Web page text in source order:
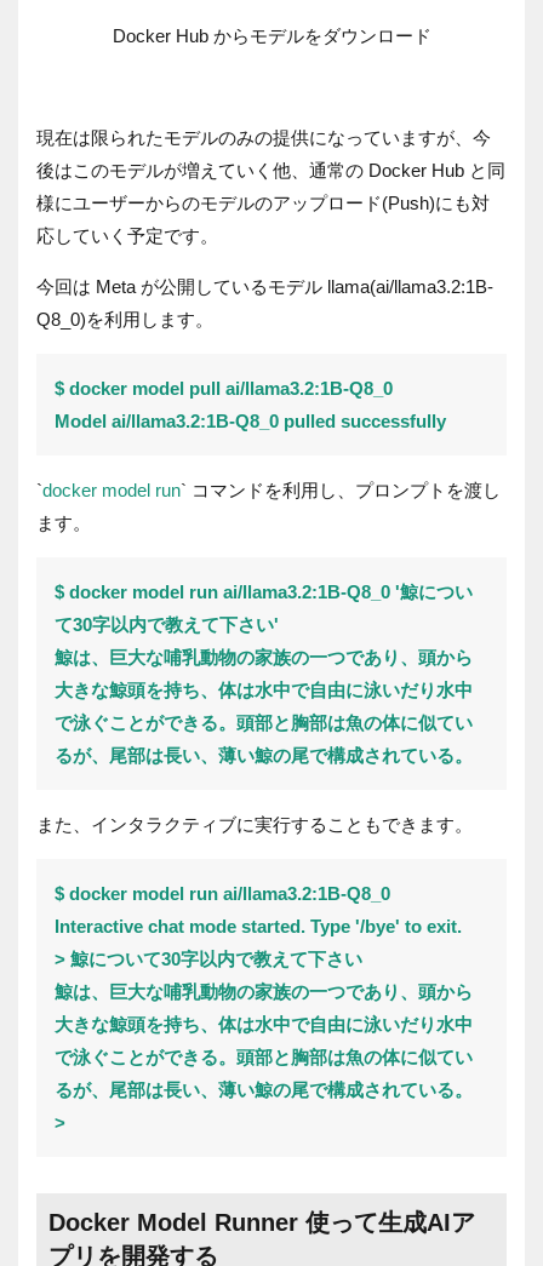
Docker Hub からモデルをダウンロード
現在は限られたモデルのみの提供になっていますが、今
後はこのモデルが増えていく他、通常の Docker Hub と同
様にユーザーからのモデルのアップロード(Push)にも対
応していく予定です。
今回は Meta が公開しているモデル llama(ai/llama3.2:1B-
Q8_0)を利用します。
$ docker model pull ai/llama3.2:1B-Q8_0
Model ai/llama3.2:1B-Q8_0 pulled successfully
`docker model run` コマンドを利用し、プロンプトを渡し
ます。
$ docker model run ai/llama3.2:1B-Q8_0 '鯨につい
て30字以内で教えて下さい'
鯨は、巨大な哺乳動物の家族の一つであり、頭から
大きな鯨頭を持ち、体は水中で自由に泳いだり水中
で泳ぐことができる。頭部と胸部は魚の体に似てい
るが、尾部は長い、薄い鯨の尾で構成されている。
また、インタラクティブに実行することもできます。
$ docker model run ai/llama3.2:1B-Q8_0
Interactive chat mode started. Type '/bye' to exit.
> 鯨について30字以内で教えて下さい
鯨は、巨大な哺乳動物の家族の一つであり、頭から
大きな鯨頭を持ち、体は水中で自由に泳いだり水中
で泳ぐことができる。頭部と胸部は魚の体に似てい
るが、尾部は長い、薄い鯨の尾で構成されている。
>
Docker Model Runner 使って生成AIア
プリを開発する